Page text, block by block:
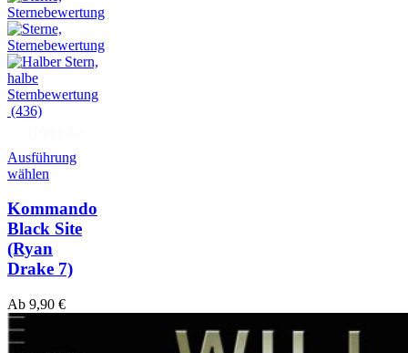
(436)
Ausführung
wählen
Kommando
Black Site
(Ryan
Drake 7)
Ab 9,90 €